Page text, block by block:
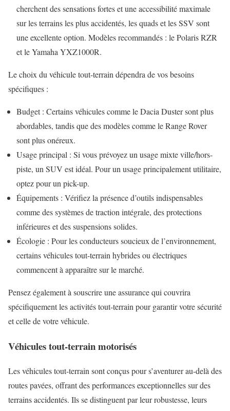
cherchent des sensations fortes et une accessibilité maximale
sur les terrains les plus accidentés, les quads et les SSV sont
une excellente option. Modèles recommandés : le Polaris RZR
et le Yamaha YXZ1000R.
Le choix du véhicule tout-terrain dépendra de vos besoins
spécifiques :
Budget : Certains véhicules comme le Dacia Duster sont plus
abordables, tandis que des modèles comme le Range Rover
sont plus onéreux.
Usage principal : Si vous prévoyez un usage mixte ville/hors-
piste, un SUV est idéal. Pour un usage principalement utilitaire,
optez pour un pick-up.
Équipements : Vérifiez la présence d’outils indispensables
comme des systèmes de traction intégrale, des protections
inférieures et des suspensions solides.
Écologie : Pour les conducteurs soucieux de l’environnement,
certains véhicules tout-terrain hybrides ou électriques
commencent à apparaître sur le marché.
Pensez également à souscrire une assurance qui couvrira
spécifiquement les activités tout-terrain pour garantir votre sécurité
et celle de votre véhicule.
Véhicules tout-terrain motorisés
Les véhicules tout-terrain sont conçus pour s’aventurer au-delà des
routes pavées, offrant des performances exceptionnelles sur des
terrains accidentés. Ils se distinguent par leur robustesse, leurs